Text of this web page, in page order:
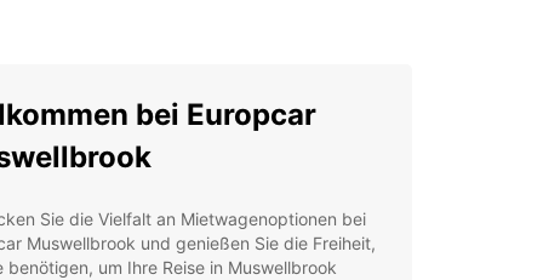
bei Europcar
Sie die Vielfalt an Mietwagenoptionen bei
Muswellbrook und genießen Sie die Freiheit,
benötigen, um Ihre Reise in Muswellbrook